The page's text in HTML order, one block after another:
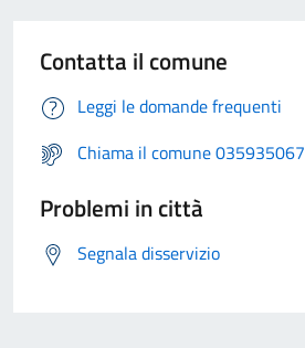
Contatta il comune
Leggi le domande frequenti
Chiama il comune 035935067
Problemi in città
Segnala disservizio